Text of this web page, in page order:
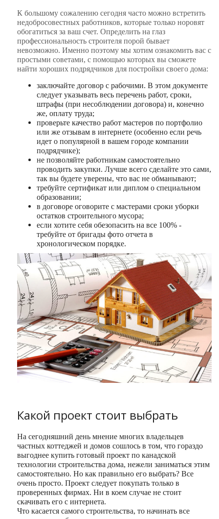
К большому сожалению сегодня часто можно встретить
недобросовестных работников, которые только норовят
обогатиться за ваш счет. Определить на глаз
профессиональность строителя порой бывает
невозможно. Именно поэтому мы хотим ознакомить вас с
простыми советами, с помощью которых вы сможете
найти хороших подрядчиков для постройки своего дома:
заключайте договор с рабочими. В этом документе
следует указывать весь перечень работ, сроки,
штрафы (при несоблюдении договора) и, конечно
же, оплату труда;
проверьте качество работ мастеров по портфолио
или же отзывам в интернете (особенно если речь
идет о популярной в вашем городе компании
подрядчике);
не позволяйте работникам самостоятельно
проводить закупки. Лучше всего сделайте это сами,
так вы будете уверены, что вас не обманывают;
требуйте сертификат или диплом о специальном
образовании;
в договоре оговорите с мастерами сроки уборки
остатков строительного мусора;
если хотите себя обезопасить на все 100% -
требуйте от бригады фото отчета в
хронологическом порядке.
Какой проект стоит выбрать
На сегодняшний день мнение многих владельцев
частных коттеджей и домов сошлось в том, что гораздо
выгоднее купить готовый проект по канадской
технологии строительства дома, нежели заниматься этим
самостоятельно. Но как правильно его выбрать? Все
очень просто. Проект следует покупать только в
проверенных фирмах. Ни в коем случае не стоит
скачивать его с интернета.
Что касается самого строительства, то начинать все